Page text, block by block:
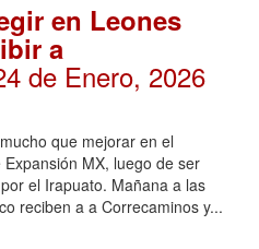
en Leones
a
de Enero, 2026
que mejorar en el
MX, luego de ser
el Irapuato. Mañana a las
reciben a a Correcaminos y...